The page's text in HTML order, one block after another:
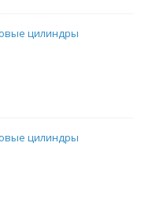
цилиндры
цилиндры